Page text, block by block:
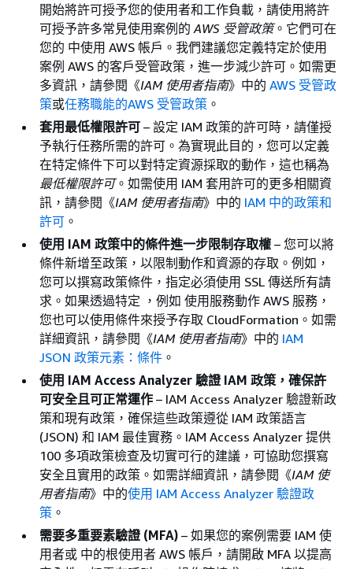
開始將許可授予您的使用者和工作負載，請使用將許
可授予許多常見使用案例的 AWS 受管政策。它們可在
您的 中使用 AWS 帳戶。我們建議您定義特定於使用
案例 AWS 的客戶受管政策，進一步減少許可。如需更
多資訊，請參閱《IAM 使用者指南》中的 AWS 受管政
策或任務職能的AWS 受管政策 。
套用最低權限許可 – 設定 IAM 政策的許可時，請僅授
予執行任務所需的許可。為實現此目的，您可以定義
在特定條件下可以對特定資源採取的動作，這也稱為
最低權限許可。如需使用 IAM 套用許可的更多相關資
訊，請參閱《IAM 使用者指南》中的 IAM 中的政策和
許可 。
使用 IAM 政策中的條件進一步限制存取權 – 您可以將
條件新增至政策，以限制動作和資源的存取。例如，
您可以撰寫政策條件，指定必須使用 SSL 傳送所有請
求。如果透過特定 ，例如 使用服務動作 AWS 服務，
您也可以使用條件來授予存取 CloudFormation。如需
詳細資訊，請參閱《IAM 使用者指南》中的 IAM
JSON 政策元素：條件 。
使用 IAM Access Analyzer 驗證 IAM 政策，確保許
可安全且可正常運作 – IAM Access Analyzer 驗證新政
策和現有政策，確保這些政策遵從 IAM 政策語言
(JSON) 和 IAM 最佳實務。IAM Access Analyzer 提供
100 多項政策檢查及切實可行的建議，可協助您撰寫
安全且實用的政策。如需詳細資訊，請參閱《IAM 使
用者指南》中的使用 IAM Access Analyzer 驗證政
策 。
需要多重要素驗證 (MFA) – 如果您的案例需要 IAM 使
用者或 中的根使用者 AWS 帳戶，請開啟 MFA 以提高